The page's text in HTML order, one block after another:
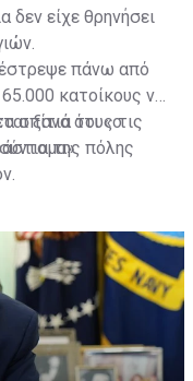
δεν είχε θρηνήσει
πάνω από
κατοίκους να
σπίτια τους τις
της πόλης
ξανά ότι «ο